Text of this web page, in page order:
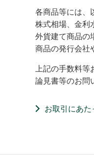
各商品等には、
株式相場、金利
外貨建て商品の
商品の発行会社
上記の手数料
論見書等のお問
お取引にあ